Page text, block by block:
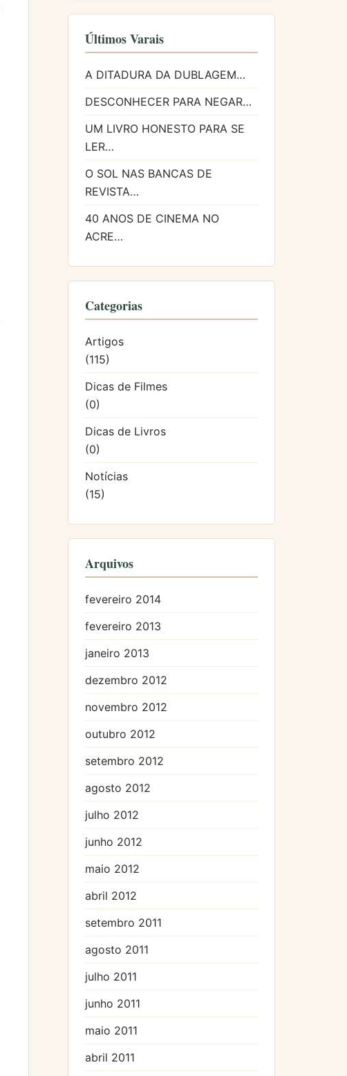
Últimos Varais
A DITADURA DA DUBLAGEM…
DESCONHECER PARA NEGAR…
UM LIVRO HONESTO PARA SE
LER…
O SOL NAS BANCAS DE
REVISTA…
40 ANOS DE CINEMA NO
ACRE…
Categorias
Artigos
(115)
Dicas de Filmes
(0)
Dicas de Livros
(0)
Notícias
(15)
Arquivos
fevereiro 2014
fevereiro 2013
janeiro 2013
dezembro 2012
novembro 2012
outubro 2012
setembro 2012
agosto 2012
julho 2012
junho 2012
maio 2012
abril 2012
setembro 2011
agosto 2011
julho 2011
junho 2011
maio 2011
abril 2011